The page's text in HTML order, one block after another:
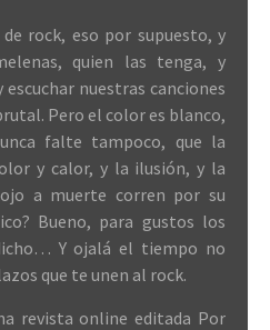
rock, eso por supuesto, y
quien las tenga, y
nuestras canciones
Pero el color es blanco,
falte tampoco, que la
y calor, y la ilusión, y la
a muerte corren por su
Bueno, para gustos los
Y ojalá el tiempo no
que te unen al rock.
revista online editada Por